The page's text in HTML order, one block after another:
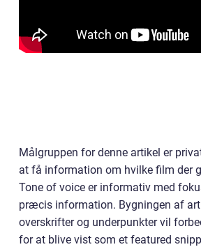
Målgruppen for denne artikel er
at få information om hvilke film der
Tone of voice er informativ med
præcis information. Bygningen af
overskrifter og underpunkter vil
for at blive vist som et featured